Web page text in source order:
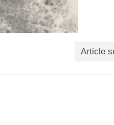
Article